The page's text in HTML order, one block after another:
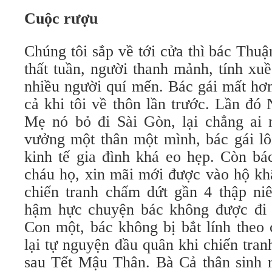
Cuộc rượu
Chúng tôi sắp về tới cửa thì bác
thất tuần, người thanh mảnh, tính
nhiều người quí mến. Bác gái mất
cả khi tôi về thôn lần trước. Lần đó
Mẹ nó bỏ đi Sài Gòn, lại chẳng ai
vưởng một thân một mình, bác gái
kinh tế gia đình khá eo hẹp. Còn
cháu họ, xin mãi mới được vào hộ
chiến tranh chấm dứt gần 4 thập
hậm hực chuyện bác không được
Con một, bác không bị bắt lính theo
lại tự nguyện đầu quân khi chiến
sau Tết Mậu Thân. Bà Cả thân sinh